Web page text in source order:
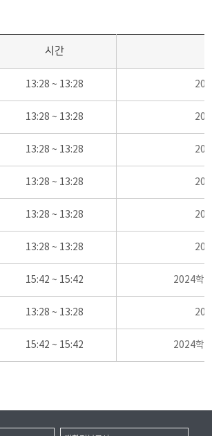
시간
13:28 ~ 13:28
13:28 ~ 13:28
13:28 ~ 13:28
13:28 ~ 13:28
13:28 ~ 13:28
13:28 ~ 13:28
15:42 ~ 15:42 2024학
13:28 ~ 13:28
15:42 ~ 15:42 2024학